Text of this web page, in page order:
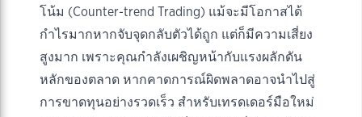
โน้ม (Counter-trend Trading) แม้จะมีโอกาสได้
กำไรมากหากจับจุดกลับตัวได้ถูก แต่ก็มีความเสี่ยง
สูงมาก เพราะคุณกำลังเผชิญหน้ากับแรงผลักดัน
หลักของตลาด หากคาดการณ์ผิดพลาดอาจนำไปสู่
การขาดทุนอย่างรวดเร็ว สำหรับเทรดเดอร์มือใหม่